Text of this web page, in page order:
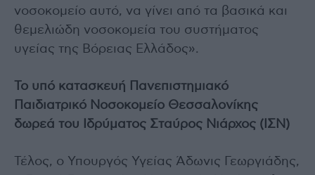
νοσοκομείο αυτό, να γίνει από τα βασικά και
θεμελιώδη νοσοκομεία του συστήματος
υγείας της Βόρειας Ελλάδος».
Το υπό κατασκευή Πανεπιστημιακό
Παιδιατρικό Νοσοκομείο Θεσσαλονίκης
δωρεά του Ιδρύματος Σταύρος Νιάρχος (ΙΣΝ)
Τέλος, ο Υπουργός Υγείας Άδωνις Γεωργιάδης,